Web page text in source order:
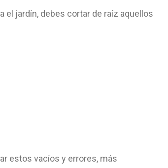
el jardín, debes cortar de raíz aquellos
estos vacíos y errores, más